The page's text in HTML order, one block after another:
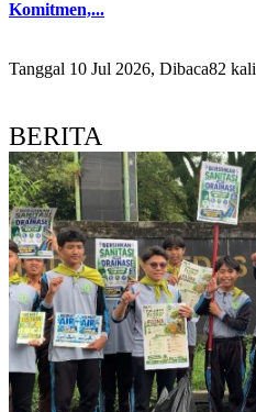
Komitmen,...
Tanggal 10 Jul 2026, Dibaca82 kali
BERITA